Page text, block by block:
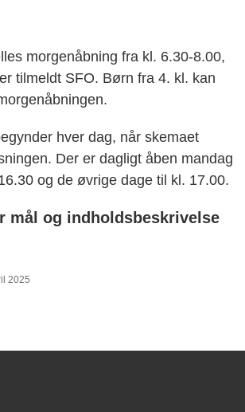
morgenåbning fra kl. 6.30-8.00,
tilmeldt SFO. Børn fra 4. kl. kan
hver dag, når skemaet
Der er dagligt åben mandag
og de øvrige dage til kl. 17.00.
mål og indholdsbeskrivelse
2025